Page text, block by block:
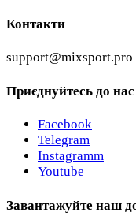
Контакти
support@mixsport.pro
Приєднуйтесь до
Facebook
Telegram
Instagramm
Youtube
Завантажуйте наш